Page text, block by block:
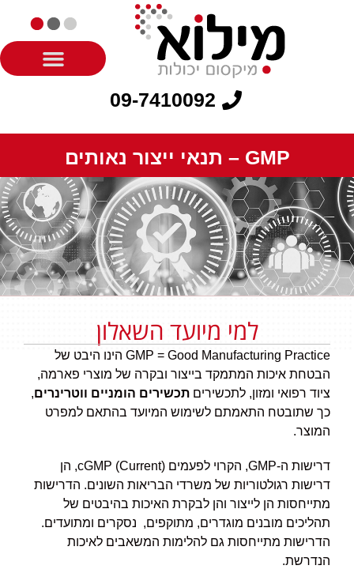
09-7410092
GMP – תנאי ייצור נאותים
למי מיועד השאלון
GMP = Good Manufacturing Practice הינו היבט של
הבטחת איכות המתמקד בייצור ובקרה של מוצרי פארמה,
ציוד רפואי ומזון, לתכשירים תכשירים הומניים ווטרינרים,
כך שתובטח התאמתם לשימוש המיועד בהתאם למפרט
המוצר.
דרישות ה-GMP, הקרוי לפעמים (Current) cGMP, הן
דרישות רגולטוריות של משרדי הבריאות השונים. הדרישות
מתייחסות הן לייצור והן לבקרת האיכות בהיבטים של
תהליכים מובנים מוגדרים, מתוקפים, נסקרים ומתועדים.
הדרישות מתייחסות גם להלימות המשאבים לאיכות
הנדרשת.